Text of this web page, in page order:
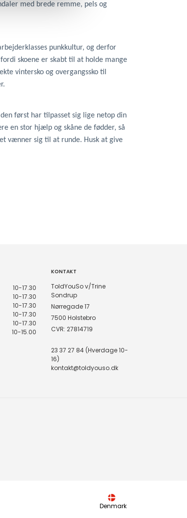
med brede remme, pels og
punkkultur, og derfor
skoene er skabt til at holde mange
vintersko og overgangssko til
først har tilpasset sig lige netop din
en stor hjælp og skåne de fødder, så
vænner sig til at runde. Husk at give
10-17.30
10-17.30
10-17.30
10-17.30
10-17.30
10-15.00
KONTAKT
ToldYouSo v/Trine
Sondrup
Nørregade 17
7500 Holstebro
CVR: 27814719
23 37 27 84 (Hverdage 10-
16)
kontakt@toldyouso.dk
Denmark